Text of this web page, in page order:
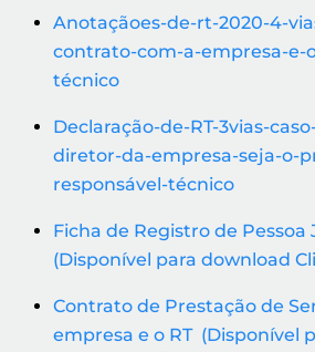
Anotaçãoes-de-rt-2020-4-
contrato-com-a-empresa-e-
técnico
Declaração-de-RT-3vias-
diretor-da-empresa-seja-o-
responsável-técnico
Ficha de Registro de Pessoa
(Disponível para download
Contrato de Prestação de
empresa e o RT (Disponível